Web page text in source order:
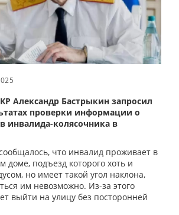
Александр Бастрыкин запросил
проверки информации о
инвалида-колясочника в
что инвалид проживает в
доме, подъезд которого хоть и
но имеет такой угол наклона,
им невозможно. Из-за этого
выйти на улицу без посторонней